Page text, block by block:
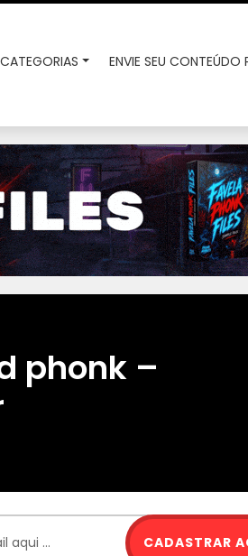
CATEGORIAS ENVIE SEU CONTEÚDO
phonk –
CADASTRAR